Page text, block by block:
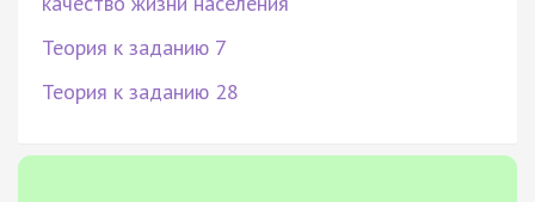
Теория к заданию 7
Теория к заданию 28